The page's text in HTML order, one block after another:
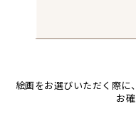
絵画をお選びいただく際に
お